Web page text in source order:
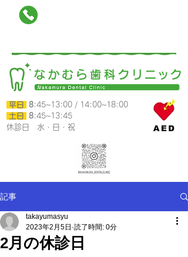
平日 8:45~13:00 / 14:00~18:00
​ 土日
8:45~13:45
​休診日 水・日・祝
記事
2月の休診日
takayumasyu
2023年2月5日 読了時間: 0分